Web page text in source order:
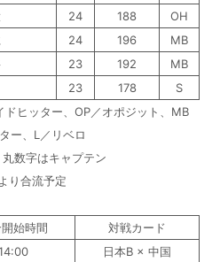
24 188
OH
24 196
MB
23 192
MB
23 178
S
ヒッター、OP／オポジット、MB
ー、L／リベロ
数字はキャプテン
り合流予定
始時間
対戦カード
日本B × 中国